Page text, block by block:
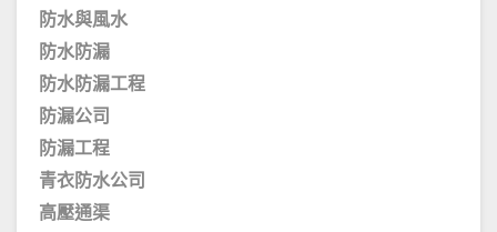
防水與風水
防水防漏
防水防漏工程
防漏公司
防漏工程
青衣防水公司
高壓通渠